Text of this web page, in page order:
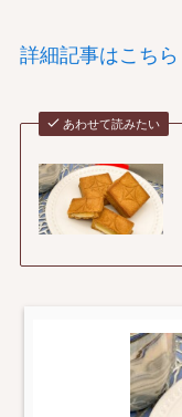
詳細記事はこちら
あわせて読みたい